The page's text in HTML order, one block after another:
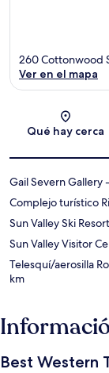
260 Cottonwood
Ver en el mapa
Qué hay cerca
Gail Severn Gallery
Complejo turístico
Sun Valley Ski
Sun Valley Visitor
Telesquí/aerosilla
km
Best Western